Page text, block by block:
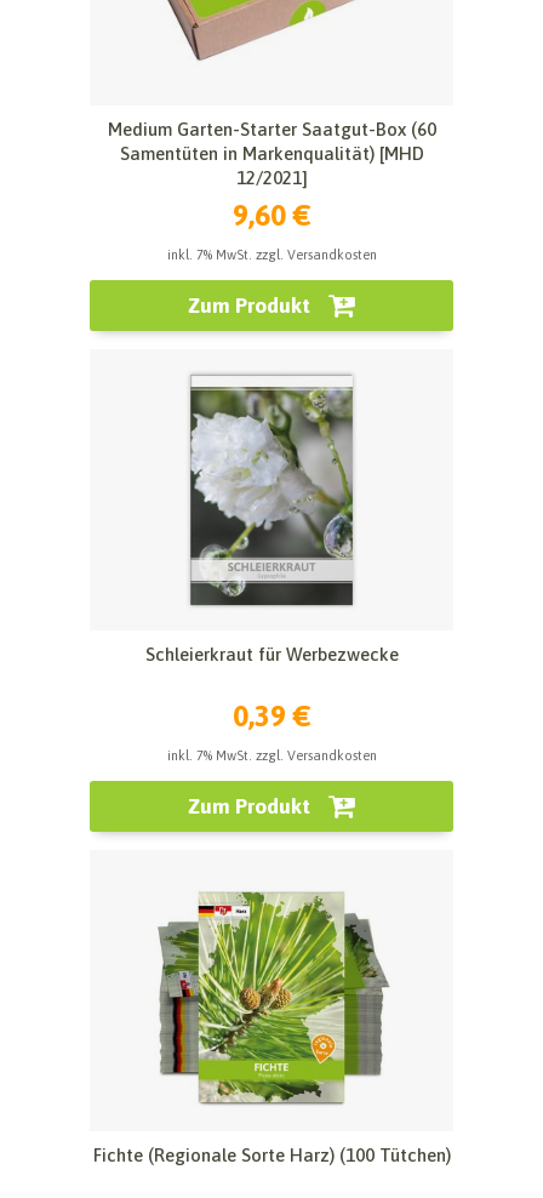
Medium Garten-Starter Saatgut-Box (60
Samentüten in Markenqualität) [MHD
12/2021]
9,60 €
inkl. 7% MwSt. zzgl. Versandkosten
Zum Produkt
Schleierkraut für Werbezwecke
0,39 €
inkl. 7% MwSt. zzgl. Versandkosten
Zum Produkt
Fichte (Regionale Sorte Harz) (100 Tütchen)